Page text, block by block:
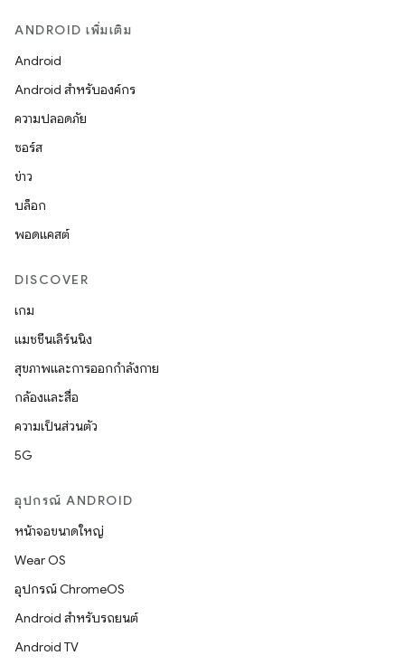
ANDROID เพิ่มเติม
Android
Android สำหรับองค์กร
ความปลอดภัย
ซอร์ส
ข่าว
บล็อก
พอดแคสต์
DISCOVER
เกม
แมชชีนเลิร์นนิง
สุขภาพและการออกกำลังกาย
กล้องและสื่อ
ความเป็นส่วนตัว
5G
อุปกรณ์ ANDROID
หน้าจอขนาดใหญ่
Wear OS
อุปกรณ์ ChromeOS
Android สำหรับรถยนต์
Android TV